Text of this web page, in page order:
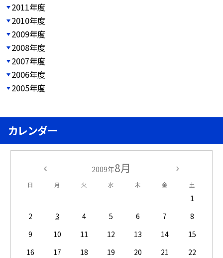
2011年度
2010年度
2009年度
2008年度
2007年度
2006年度
2005年度
カレンダー
2009年8月
日 月 火 水 木 金 土
1
2
3 4 5 6 7
8
9
10 11 12 13 14
15
16
17 18 19 20 21
22